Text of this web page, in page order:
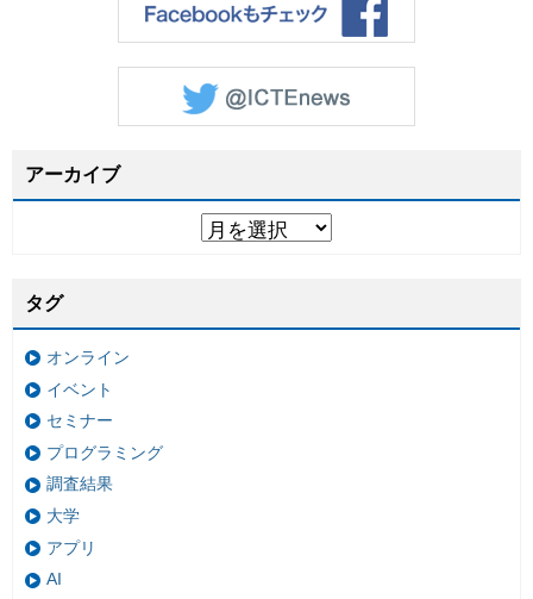
アーカイブ
タグ
オンライン
イベント
セミナー
プログラミング
調査結果
大学
アプリ
AI